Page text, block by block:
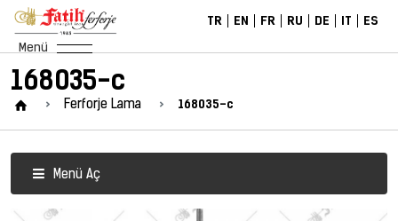
TR EN FR RU DE IT ES
Menü
168035-c
Ferforje Lama 168035-c
Menü Aç